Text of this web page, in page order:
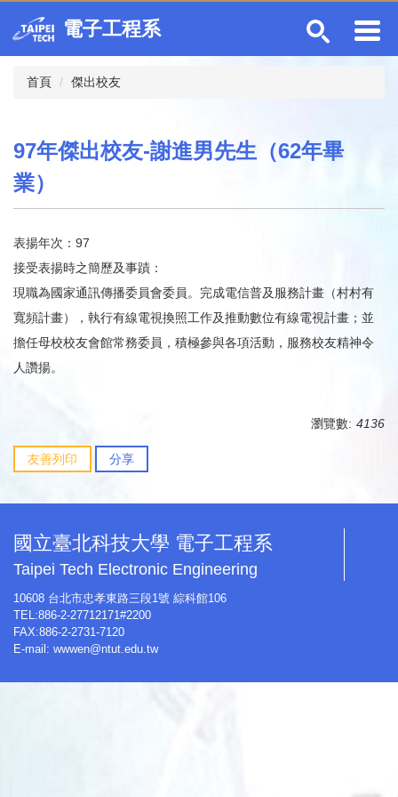
到
電子工程系
首頁 傑出校友
97年傑出校友-謝進男先生（62年畢
業）
表揚年次：97
接受表揚時之簡歷及事蹟：
現職為國家通訊傳播委員會委員。完成電信普及服務計畫（村村有
寬頻計畫），執行有線電視換照工作及推動數位有線電視計畫；並
擔任母校校友會館常務委員，積極參與各項活動，服務校友精神令
人讚揚。
瀏覽數: 4136
友善列印 分享
國立臺北科技大學 電子工程系
Taipei Tech Electronic Engineering
10608 台北市忠孝東路三段1號 綜科館106
TEL:886-2-27712171#2200
FAX:886-2-2731-7120
E-mail: wwwen@ntut.edu.tw